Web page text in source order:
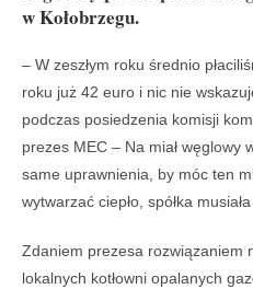
w Kołobrzegu.
– W zeszłym roku średnio
roku już 42 euro i nic nie
podczas posiedzenia komisji
prezes MEC – Na miał węglowy
same uprawnienia, by móc ten
wytwarzać ciepło, spółka
Zdaniem prezesa rozwiązaniem
lokalnych kotłowni opalanych